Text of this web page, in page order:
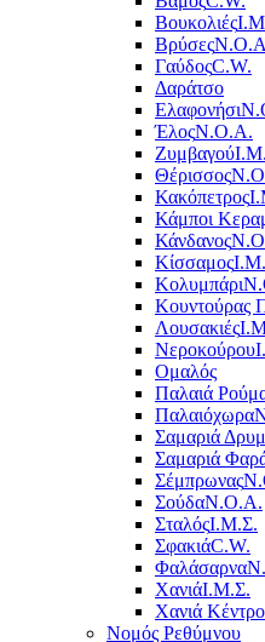
Βουκολιές
Βρύσες
ΓαύδοςC.W.
Δαράτσο
Ελαφονήσι
ΈλοςΝ.Ο.Α.
Ζυμβαγού
Θέρισσος
Κακόπετρος
Κάμποι
Κάνδανος
Κίσσαμος
Κολυμπάρι
Κουντούρας
Λουσακιές
Νεροκούρου
Ομαλός
Παλαιά
Παλαιόχωρα
Σαμαριά
Σαμαριά
Σέμπρωνας
ΣούδαΝ.Ο.Α.
ΣταλόςΙ.Μ.Σ.
ΣφακιάC.W.
Φαλάσαρνα
ΧανιάΙ.Μ.Σ.
Χανιά Κέντρο
Νομός Ρεθύμνου